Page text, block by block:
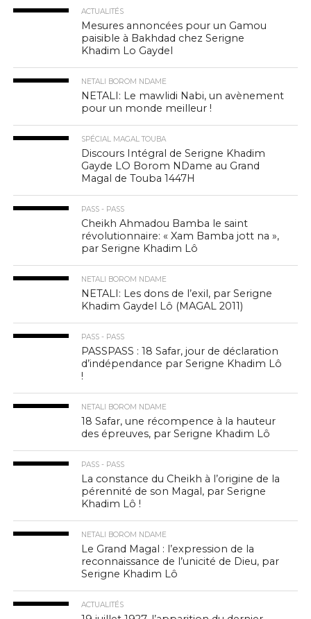
ACTUALITÉS
Mesures annoncées pour un Gamou
paisible à Bakhdad chez Serigne
Khadim Lo Gaydel
NETALI BOROM NDAME
NETALI: Le mawlidi Nabi, un avènement
pour un monde meilleur !
SPÉCIAL MAGAL TOUBA
Discours Intégral de Serigne Khadim
Gayde LO Borom NDame au Grand
Magal de Touba 1447H
PASS - PASS
Cheikh Ahmadou Bamba le saint
révolutionnaire: « Xam Bamba jott na »,
par Serigne Khadim Lô
NETALI BOROM NDAME
NETALI: Les dons de l’exil, par Serigne
Khadim Gaydel Lô (MAGAL 2011)
PASS - PASS
PASSPASS : 18 Safar, jour de déclaration
d’indépendance par Serigne Khadim Lô
!
NETALI BOROM NDAME
18 Safar, une récompence à la hauteur
des épreuves, par Serigne Khadim Lô
PASS - PASS
La constance du Cheikh à l’origine de la
pérennité de son Magal, par Serigne
Khadim Lô !
NETALI BOROM NDAME
Le Grand Magal : l’expression de la
reconnaissance de l’unicité de Dieu, par
Serigne Khadim Lô
ACTUALITÉS